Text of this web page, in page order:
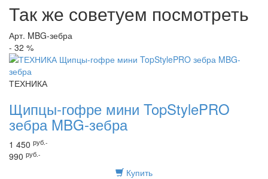
Так же советуем посмотреть
Арт. MBG-зебра
- 32 %
ТЕХНИКА
Щипцы-гофре мини TopStylePRO
зебра MBG-зебра
1 450 руб.-
990 руб.-
Купить